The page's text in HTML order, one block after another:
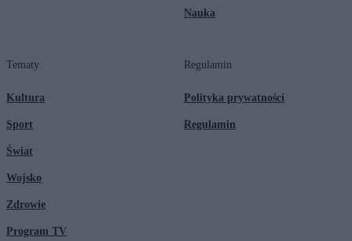
Nauka
Tematy
Kultura
Sport
Świat
Wojsko
Zdrowie
Program TV
Regulamin
Polityka prywatności
Regulamin